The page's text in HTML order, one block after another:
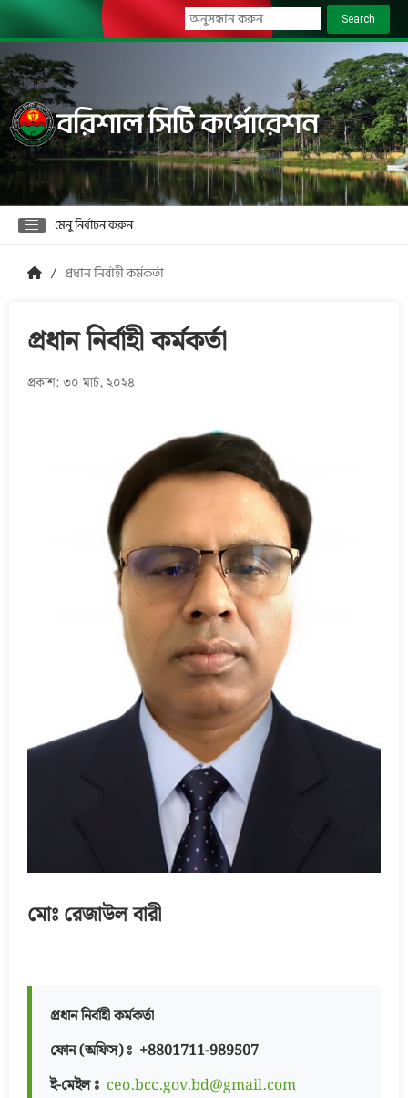
Search
বরিশাল সিটি কর্পোরেশন
মেনু নির্বাচন করুন
প্রধান নির্বাহী কর্মকর্তা
প্রধান নির্বাহী কর্মকর্তা
প্রকাশ: ৩০ মার্চ, ২০২৪
মোঃ রেজাউল বারী
প্রধান নির্বাহী কর্মকর্তা
ফোন (অফিস) ঃ +8801711-989507
ই-মেইল ঃ ceo.bcc.gov.bd@gmail.com